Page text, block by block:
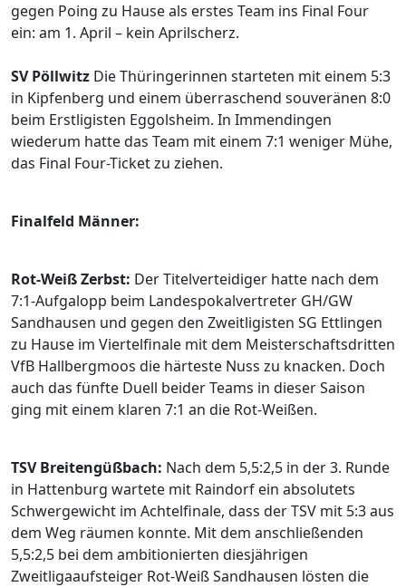
gegen Poing zu Hause als erstes Team ins Final Four
ein: am 1. April – kein Aprilscherz.
SV Pöllwitz Die Thüringerinnen starteten mit einem 5:3
in Kipfenberg und einem überraschend souveränen 8:0
beim Erstligisten Eggolsheim. In Immendingen
wiederum hatte das Team mit einem 7:1 weniger Mühe,
das Final Four-Ticket zu ziehen.
Finalfeld Männer:
Rot-Weiß Zerbst: Der Titelverteidiger hatte nach dem
7:1-Aufgalopp beim Landespokalvertreter GH/GW
Sandhausen und gegen den Zweitligisten SG Ettlingen
zu Hause im Viertelfinale mit dem Meisterschaftsdritten
VfB Hallbergmoos die härteste Nuss zu knacken. Doch
auch das fünfte Duell beider Teams in dieser Saison
ging mit einem klaren 7:1 an die Rot-Weißen.
TSV Breitengüßbach: Nach dem 5,5:2,5 in der 3. Runde
in Hattenburg wartete mit Raindorf ein absolutets
Schwergewicht im Achtelfinale, dass der TSV mit 5:3 aus
dem Weg räumen konnte. Mit dem anschließenden
5,5:2,5 bei dem ambitionierten diesjährigen
Zweitligaaufsteiger Rot-Weiß Sandhausen lösten die